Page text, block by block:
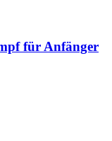
für Anfänger